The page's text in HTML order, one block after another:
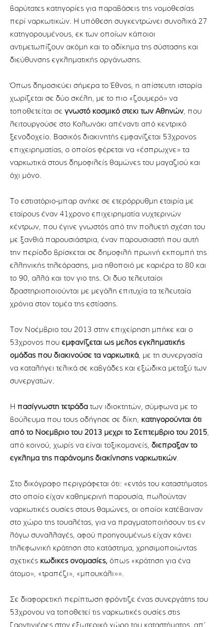
βαρύτατες κατηγορίες για παραβάσεις της νομοθεσίας
περί ναρκωτικών. Η υπόθεση συγκεντρώνει συνολικά 27
κατηγορουμένους, εκ των οποίων κάποιοι
αντιμετωπίζουν ακόμη και το αδίκημα της σύστασης και
διεύθυνσης εγκληματικής οργάνωσης.
Όπως δημοσιεύει σήμερα το Έθνος, η απίστευτη ιστορία
χωρίζεται σε δύο σκέλη, με το πιο «ζουμερό» να
τοποθετείται σε γνωστό κοσμικό στέκι των Αθηνών, που
λειτουργούσε στο Κολωνάκι απέναντι από κεντρικό
ξενοδοχείο. Βασικός διακινητής εμφανίζεται 53χρονος
επιχειρηματίας, ο οποίος φέρεται να «έσπρωχνε» τα
ναρκωτικά στους δημοφιλείς θαμώνες του μαγαζιού και
όχι μόνο.
Το εστιατόριο-μπαρ ανήκε σε ετερόρρυθμη εταιρία με
εταίρους έναν 41χρονο επιχειρηματία νυχτερινών
κέντρων, που έγινε γνωστός από την πολυετή σχέση του
με ξανθιά παρουσιάστρια, έναν παρουσιαστή που αυτή
την περίοδο βρίσκεται σε δημοφιλή πρωινή εκπομπή της
ελληνικής τηλεόρασης, μια ηθοποιό με καριέρα το 80 και
το 90, αλλά και τον γιο της. Οι δυο τελευταίοι
δραστηριοποιούνται με μεγάλη επιτυχία τα τελευταία
χρόνια στον τομέα της εστίασης.
Τον Νοέμβριο του 2013 στην επιχείρηση μπήκε και ο
53χρονος που εμφανίζεται ως μέλος εγκληματικής
ομάδας που διακινούσε τα ναρκωτικά , με τη συνεργασία
να καταλήγει τελικά σε καβγάδες και εξώδικα μεταξύ των
συνεργατών.
Η πασίγνωστη τετράδα των ιδιοκτητών, σύμφωνα με το
βούλευμα που τους οδήγησε σε δίκη, κατηγορούνται ότι
από το Νοέμβριο του 2013 μέχρι το Σεπτέμβριο του 2015
από κοινού, χωρίς να είναι τοξικομανείς, διέπραξαν το
έγκλημα της παράνομης διακίνησης ναρκωτικών.
Στο δικόγραφο περιγράφεται ότι: «εντός του καταστήματος
στο οποίο είχαν καθημερινή παρουσία, πωλούνταν
ναρκωτικές ουσίες στους θαμώνες, οι οποίοι κατέβαιναν
στο χώρο της τουαλέτας, για να πραγματοποιήσουν τις εν
λόγω συναλλαγές, αφού προηγουμένως είχαν κάνει
τηλεφωνική κράτηση στο κατάστημα, χρησιμοποιώντας
σχετικές κωδικές ονομασίες, όπως «κράτηση για ένα
άτομο», «τραπέζι», «μπουκάλι»».
Σε διαφορετική περίπτωση φρόντιζε ένας συνεργάτης του
53χρονου να τοποθετεί τις ναρκωτικές ουσίες στις
ζαρντινιέρες στον εξωτερικό χώρο του καταστήματος, απ’